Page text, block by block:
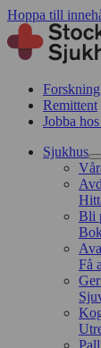
Hoppa till
Remittent
Jobba
Sjukhus
Bli
Få